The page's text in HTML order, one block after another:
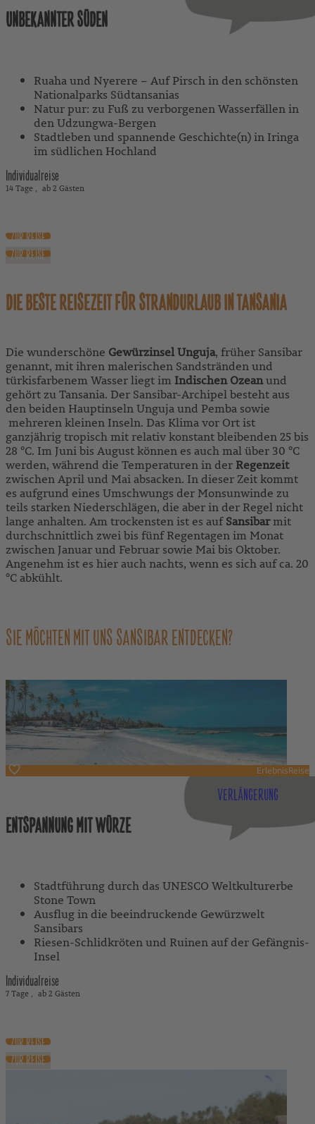
UNBEKANNTER SÜDEN
Ruaha und Nyerere – Auf Pirsch in den schönsten
Nationalparks Südtansanias
Natur pur: zu Fuß zu verborgenen Wasserfällen in
den Udzungwa-Bergen
Stadtleben und spannende Geschichte(n) in Iringa
im südlichen Hochland
Individualreise
14 Tage ab 2 Gästen
ZUR REISE
ZUR REISE
DIE BESTE REISEZEIT FÜR STRANDURLAUB IN TANSANIA
Die wunderschöne Gewürzinsel Unguja, früher Sansibar
genannt, mit ihren malerischen Sandstränden und
türkisfarbenem Wasser liegt im Indischen Ozeanund
gehört zu Tansania. Der Sansibar-Archipel besteht aus
den beiden Hauptinseln Unguja und Pemba sowie
mehreren kleinen Inseln. Das Klima vor Ort ist
ganzjährig tropisch mit relativ konstant bleibenden 25 bis
28 °C. Im Juni bis August können es auch mal über 30 °C
werden, während die Temperaturen in der Regenzeit
zwischen April und Mai absacken. In dieser Zeit kommt
es aufgrund eines Umschwungs der Monsunwinde zu
teils starken Niederschlägen, die aber in der Regel nicht
lange anhalten. Am trockensten ist es aufSansibarmit
durchschnittlich zwei bis fünf Regentagen im Monat
zwischen Januar und Februar sowie Mai bis Oktober.
Angenehm ist es hier auch nachts, wenn es sich auf ca. 20
°C abkühlt.
SIE MÖCHTEN MIT UNS SANSIBAR ENTDECKEN?
VERLÄNGERUNG
ErlebnisReise
ENTSPANNUNG MIT WÜRZE
Stadtführung durch das UNESCO Weltkulturerbe
Stone Town
Ausflug in die beeindruckende Gewürzwelt
Sansibars
Riesen-Schlidkröten und Ruinen auf der Gefängnis-
Insel
Individualreise
7 Tage ab 2 Gästen
ZUR REISE
ZUR REISE